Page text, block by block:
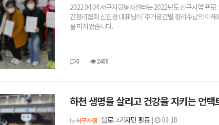
2022.04.04 서구자원봉사센터는 2022년도 신규사업 프
간정리협회 신진경 대표님이 '주거공간별 정리수납의 이
을 마치었습니다.
0 2406
하천 생명을 살리고 건강을 지키는 언택
by서구자원 블로그기자단 활동 | 03-18